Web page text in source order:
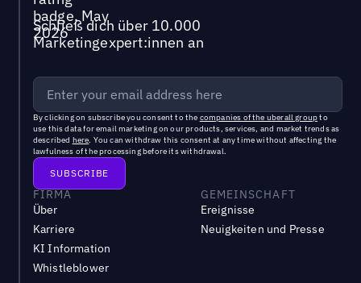
Schließ dich über 10.000
Marketingexpert:innen an
By clicking on subscribe you consent to the companies of the uberall groupto
use this data for email marketing on our products, services, and market trends as
described here. You can withdraw this consent at any time without affecting the
lawfulness of the processing before its withdrawal.
FIRMA
Über
Karriere
KI Information
Whistleblower
GEMEINSCHAFT
Ereignisse
Neuigkeiten und Presse